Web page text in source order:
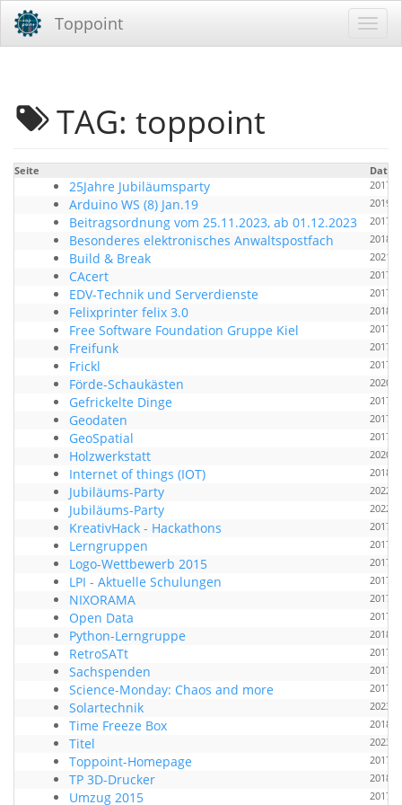
Toppoint
TAG: toppoint
Seite
25Jahre Jubiläumsparty 2017-
Arduino WS (8) Jan.19 2019-
Beitragsordnung vom 25.11.2023, ab 01.12.2023 2017-
Besonderes elektronisches Anwaltspostfach 2018-
Build & Break 2021-
CAcert 2017-
EDV-Technik und Serverdienste 2017-
Felixprinter felix 3.0 2018-
Free Software Foundation Gruppe Kiel 2017-
Freifunk 2017-
Frickl 2017-
Förde-Schaukästen 2020-
Gefrickelte Dinge 2017-
Geodaten 2017-
GeoSpatial 2017-
Holzwerkstatt 2020-
Internet of things (IOT) 2018-
Jubiläums-Party 2022-
Jubiläums-Party 2022-
KreativHack - Hackathons 2017-
Lerngruppen 2017-
Logo-Wettbewerb 2015 2017-
LPI - Aktuelle Schulungen 2017-
NIXORAMA 2017-
Open Data 2017-
Python-Lerngruppe 2018-
RetroSATt 2017-
Sachspenden 2017-
Science-Monday: Chaos and more 2017-
Solartechnik 2023-
Time Freeze Box 2018-
Titel 2023-
Toppoint-Homepage 2017-
TP 3D-Drucker 2018-
Umzug 2015 2017-